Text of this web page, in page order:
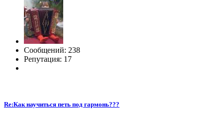
Сообщений: 238
Репутация: 17
Re:Как научиться петь под гармонь???